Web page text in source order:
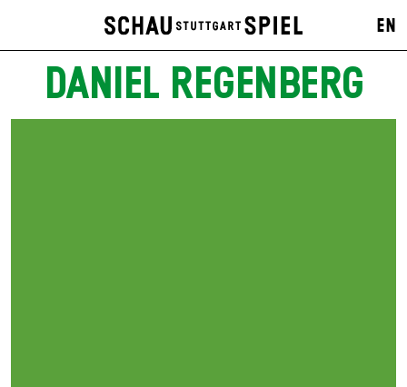
EN
DANIEL REGENBERG